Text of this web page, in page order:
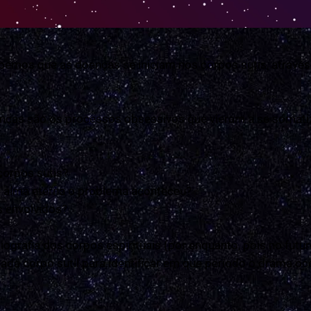
que as doenças se iniciam nos corpos sutis,
são os processos obsessivos que vieram a se
sutis?
eterna o problema aconteceu?
envolvidos?
dos corpos espirituais (por enquanto, pois no
corpo sutil para identificar em que período o drama